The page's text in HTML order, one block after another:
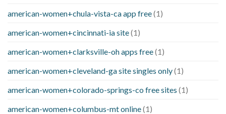
american-women+chula-vista-ca app free(1)
american-women+cincinnati-ia site(1)
american-women+clarksville-oh apps free(1)
american-women+cleveland-ga site singles only(1)
american-women+colorado-springs-co free sites (1)
american-women+columbus-mt online(1)